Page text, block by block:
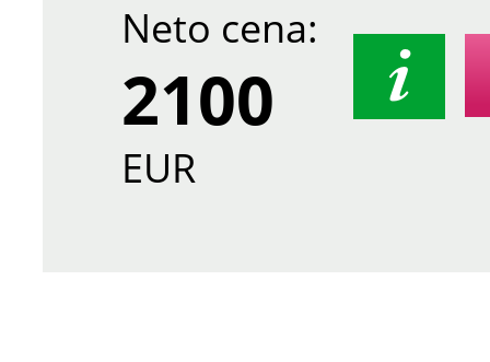
Neto cena:
2100
EUR